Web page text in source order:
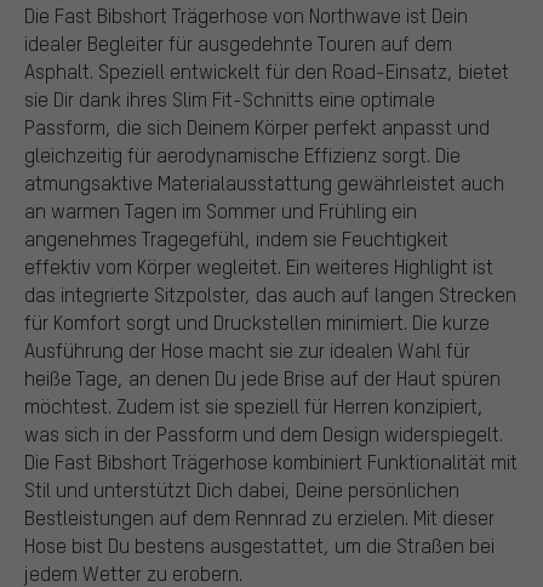
Die Fast Bibshort Trägerhose von Northwave ist Dein
idealer Begleiter für ausgedehnte Touren auf dem
Asphalt. Speziell entwickelt für den Road-Einsatz, bietet
sie Dir dank ihres Slim Fit-Schnitts eine optimale
Passform, die sich Deinem Körper perfekt anpasst und
gleichzeitig für aerodynamische Effizienz sorgt. Die
atmungsaktive Materialausstattung gewährleistet auch
an warmen Tagen im Sommer und Frühling ein
angenehmes Tragegefühl, indem sie Feuchtigkeit
effektiv vom Körper wegleitet. Ein weiteres Highlight ist
das integrierte Sitzpolster, das auch auf langen Strecken
für Komfort sorgt und Druckstellen minimiert. Die kurze
Ausführung der Hose macht sie zur idealen Wahl für
heiße Tage, an denen Du jede Brise auf der Haut spüren
möchtest. Zudem ist sie speziell für Herren konzipiert,
was sich in der Passform und dem Design widerspiegelt.
Die Fast Bibshort Trägerhose kombiniert Funktionalität mit
Stil und unterstützt Dich dabei, Deine persönlichen
Bestleistungen auf dem Rennrad zu erzielen. Mit dieser
Hose bist Du bestens ausgestattet, um die Straßen bei
jedem Wetter zu erobern.